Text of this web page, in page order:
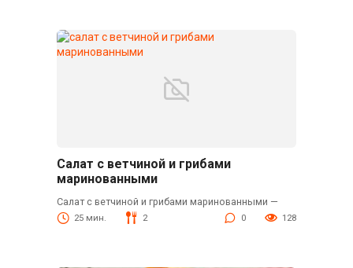
Салат с ветчиной и грибами
маринованными
Салат с ветчиной и грибами маринованными —
25 мин. 2 0 128